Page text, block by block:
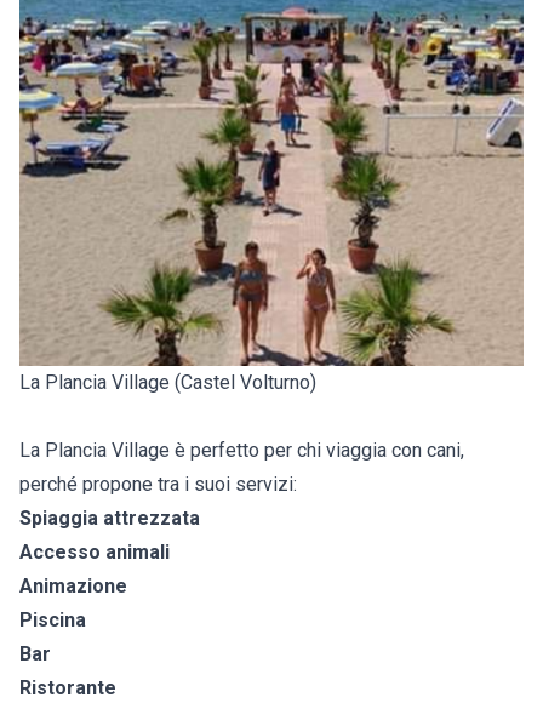
La Plancia Village (Castel Volturno)
La Plancia Village è perfetto per chi viaggia con cani,
perché propone tra i suoi servizi:
Spiaggia attrezzata
Accesso animali
Animazione
Piscina
Bar
Ristorante